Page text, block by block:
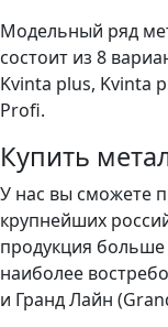
Модельный ряд
состоит из 8
Kvinta plus, Kvinta
Profi.
Купить
У нас вы сможете
крупнейших
продукция больше
наиболее
и Гранд Лайн